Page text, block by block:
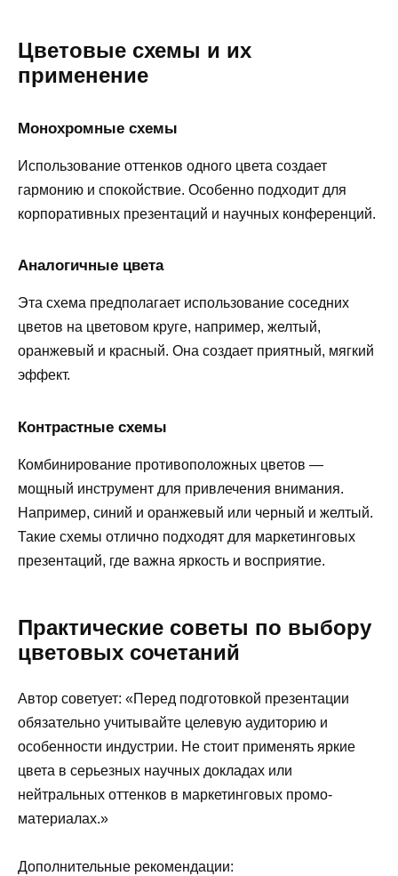
Цветовые схемы и их
применение
Монохромные схемы
Использование оттенков одного цвета создает
гармонию и спокойствие. Особенно подходит для
корпоративных презентаций и научных конференций.
Аналогичные цвета
Эта схема предполагает использование соседних
цветов на цветовом круге, например, желтый,
оранжевый и красный. Она создает приятный, мягкий
эффект.
Контрастные схемы
Комбинирование противоположных цветов —
мощный инструмент для привлечения внимания.
Например, синий и оранжевый или черный и желтый.
Такие схемы отлично подходят для маркетинговых
презентаций, где важна яркость и восприятие.
Практические советы по выбору
цветовых сочетаний
Автор советует: «Перед подготовкой презентации
обязательно учитывайте целевую аудиторию и
особенности индустрии. Не стоит применять яркие
цвета в серьезных научных докладах или
нейтральных оттенков в маркетинговых промо-
материалах.»
Дополнительные рекомендации: